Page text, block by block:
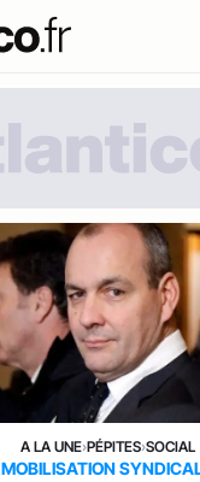
A LA UNE›PÉPITES›SOCIAL
MOBILISATION